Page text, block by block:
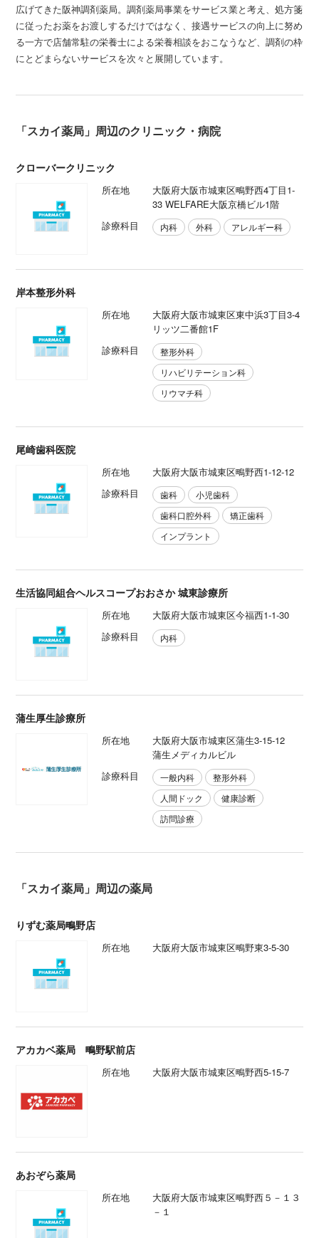
広げてきた阪神調剤薬局。調剤薬局事業をサービス業と考え、処方箋
に従ったお薬をお渡しするだけではなく、接遇サービスの向上に努め
る一方で店舗常駐の栄養士による栄養相談をおこなうなど、調剤の枠
にとどまらないサービスを次々と展開しています。
「スカイ薬局」周辺のクリニック・病院
クローバークリニック
所在地
大阪府大阪市城東区鴫野西4丁目1-
33 WELFARE大阪京橋ビル1階
診療科目
内科 外科 アレルギー科
岸本整形外科
所在地
大阪府大阪市城東区東中浜3丁目3-4
リッツ二番館1F
診療科目
整形外科
リハビリテーション科
リウマチ科
尾崎歯科医院
所在地
大阪府大阪市城東区鴫野西1-12-12
診療科目
歯科
小児歯科
歯科口腔外科
矯正歯科
インプラント
生活協同組合ヘルスコープおおさか 城東診療所
所在地
大阪府大阪市城東区今福西1-1-30
診療科目
内科
蒲生厚生診療所
所在地
大阪府大阪市城東区蒲生3-15-12
蒲生メディカルビル
診療科目
一般内科
整形外科
人間ドック
健康診断
訪問診療
「スカイ薬局」周辺の薬局
りずむ薬局鴫野店
所在地 大阪府大阪市城東区鴫野東3-5-30
アカカベ薬局 鴫野駅前店
所在地 大阪府大阪市城東区鴫野西5-15-7
あおぞら薬局
所在地
大阪府大阪市城東区鴫野西５－１３
－１